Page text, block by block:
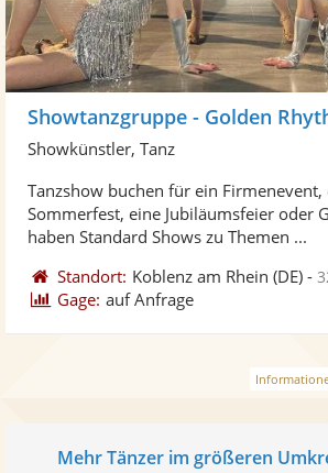
Showtanzgruppe - Golden
Showkünstler, Tanz
Tanzshow buchen für ein Firmenevent,
Sommerfest, eine Jubiläumsfeier oder
haben Standard Shows zu Themen ...
Standort: Koblenz am Rhein (DE) -
Gage: auf Anfrage
Mehr Tänzer im größeren